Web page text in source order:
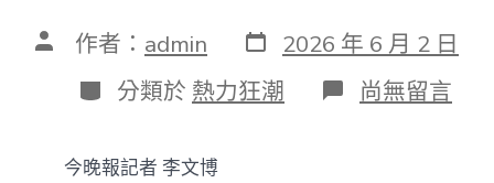
文 作者： admin 發
表
日
期
2026 年 6 月 2 日
分
類
分類於 熱力狂潮 在
〈專
尚無留言
今晚報記者 李文博